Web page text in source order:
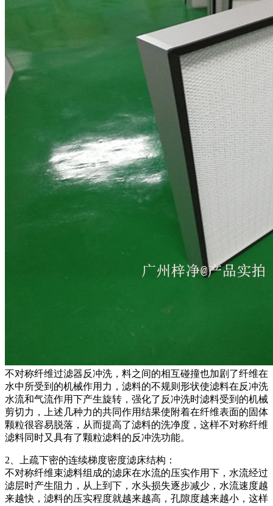
不对称纤维过滤器反冲洗，料之间的相互碰撞也加剧了纤维在
水中所受到的机械作用力，滤料的不规则形状使滤料在反冲洗
水流和气流作用下产生旋转，强化了反冲洗时滤料受到的机械
剪切力，上述几种力的共同作用结果使附着在纤维表面的固体
颗粒很容易脱落，从而提高了滤料的洗净度，这样不对称纤维
滤料同时又具有了颗粒滤料的反冲洗功能。
2、上疏下密的连续梯度密度滤床结构：
不对称纤维束滤料组成的滤床在水流的压实作用下，水流经过
滤层时产生阻力，从上到下，水头损失逐步减少，水流速度越
来越快，滤料的压实程度就越来越高，孔隙度越来越小，这样